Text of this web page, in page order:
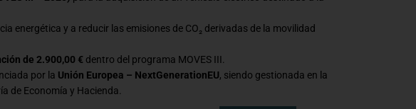
energética y a reducir las emisiones de CO₂ derivadas de la movilidad
de 2.900,00 € dentro del programa MOVES III.
por la Unión Europea – NextGenerationEU, siendo gestionada en la
de Economía y Hacienda.